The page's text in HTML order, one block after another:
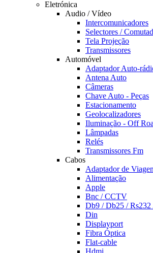
Eletrónica
Audio / Vídeo
Intercomunicadores
Selectores /
Tela Projeção
Transmissores
Automóvel
Adaptador Auto-
Antena Auto
Câmeras
Chave Auto - Peças
Estacionamento
Geolocalizadores
Iluminação - Off
Lâmpadas
Relés
Transmissores Fm
Cabos
Adaptador de
Alimentação
Apple
Bnc / CCTV
Db9 / Db25 /
Din
Displayport
Fibra Óptica
Flat-cable
Hdmi